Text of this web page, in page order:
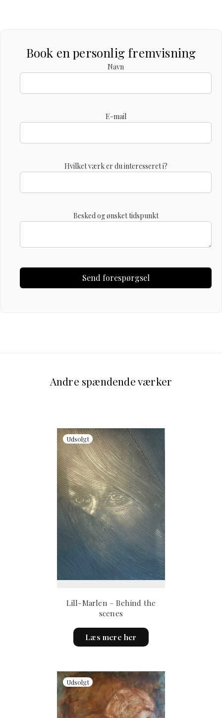
Book en personlig fremvisning
Navn
E-mail
Hvilket værk er du interesseret i?
Besked og ønsket tidspunkt
Andre spændende værker
Lill-Marlen – Behind the
scenes
Læs mere her